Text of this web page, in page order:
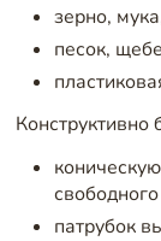
зерно,
песок,
Конструктивно
патрубок